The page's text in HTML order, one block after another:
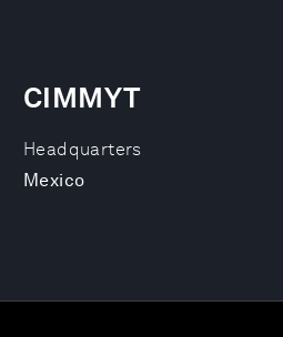
Headquarters
Mexico
CIMMYT